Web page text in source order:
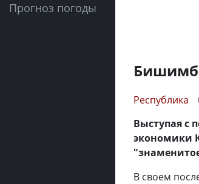
Прогноз погоды
Республика
Выступая с
экономики
В своем